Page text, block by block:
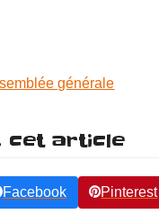
générale
cet article
Facebook Pinterest